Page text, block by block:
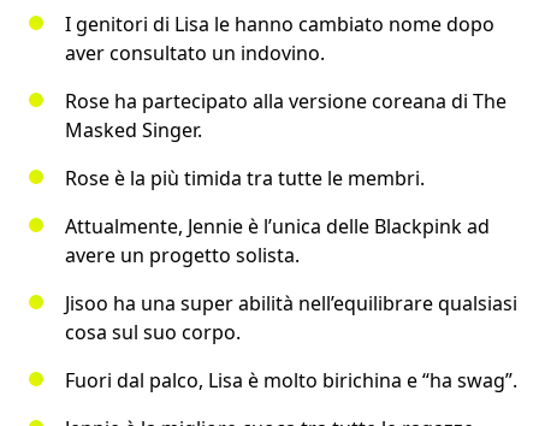
I genitori di Lisa le hanno cambiato nome dopo
aver consultato un indovino.
Rose ha partecipato alla versione coreana di The
Masked Singer.
Rose è la più timida tra tutte le membri.
Attualmente, Jennie è l’unica delle Blackpink ad
avere un progetto solista.
Jisoo ha una super abilità nell’equilibrare qualsiasi
cosa sul suo corpo.
Fuori dal palco, Lisa è molto birichina e “ha swag”.